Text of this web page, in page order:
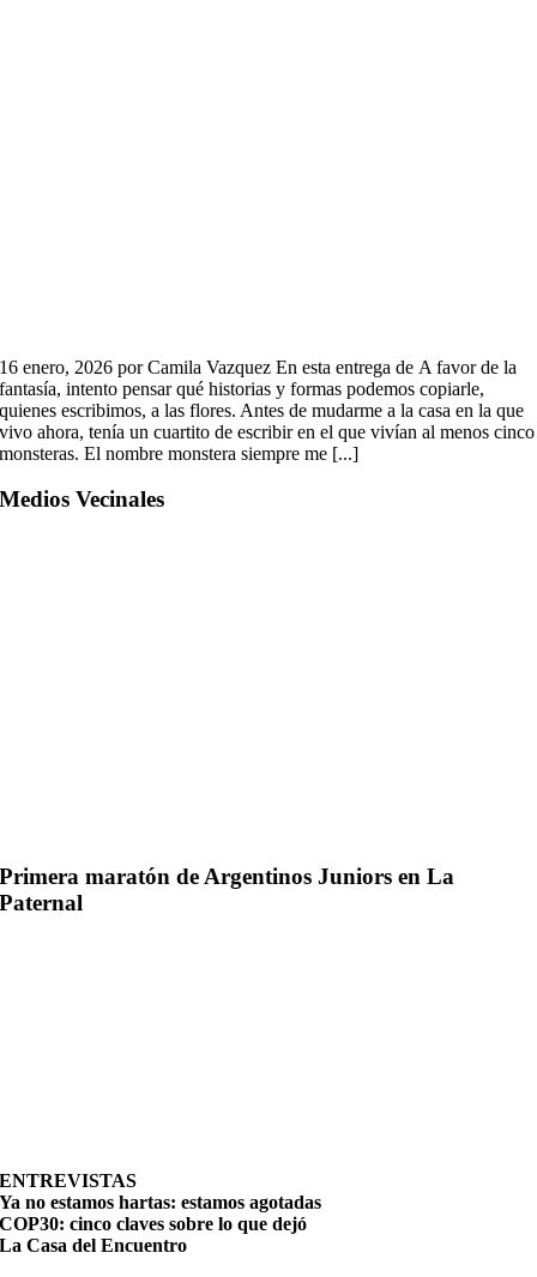
16 enero, 2026 por Camila Vazquez En esta entrega de A favor de la
fantasía, intento pensar qué historias y formas podemos copiarle,
quienes escribimos, a las flores. Antes de mudarme a la casa en la que
vivo ahora, tenía un cuartito de escribir en el que vivían al menos cinco
monsteras. El nombre monstera siempre me [...]
Medios Vecinales
Primera maratón de Argentinos Juniors en La
Paternal
ENTREVISTAS
Ya no estamos hartas: estamos agotadas
COP30: cinco claves sobre lo que dejó
La Casa del Encuentro